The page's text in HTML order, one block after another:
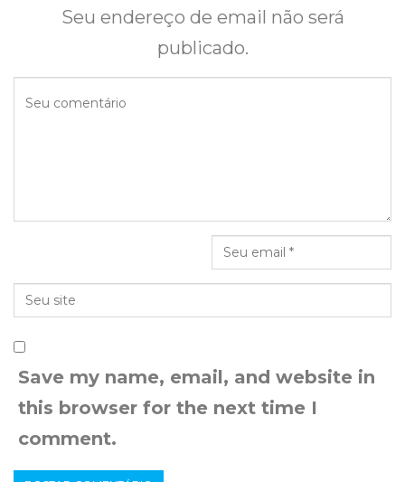
Seu endereço de email não será
publicado.
Save my name, email, and website in
this browser for the next time I
comment.